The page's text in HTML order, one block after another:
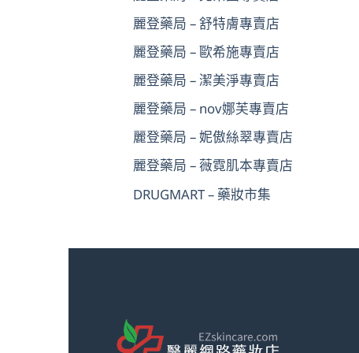
麗登藥局 – 舒特膚專賣店
麗登藥局 – 歐希施專賣店
麗登藥局 – 潔美淨專賣店
麗登藥局 – nov娜芙專賣店
麗登藥局 – 妮傲絲翠專賣店
麗登藥局 – 薇霓肌本專賣店
DRUGMART – 藥妝市集